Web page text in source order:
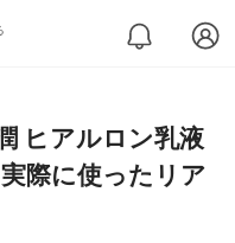
ヒアルロン乳液
際に使ったリア